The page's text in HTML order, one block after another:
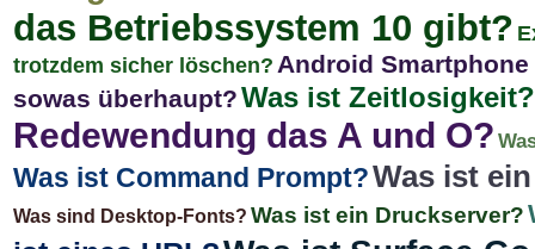
das Betriebssystem 10 gibt?
trotzdem sicher löschen? Android
sowas überhaupt?Was ist Zeitlosigkeit?
Redewendung das A und O?
Was ist Command Prompt?Was ist
Was sind Desktop-Fonts? Was ist ein Druckserver?